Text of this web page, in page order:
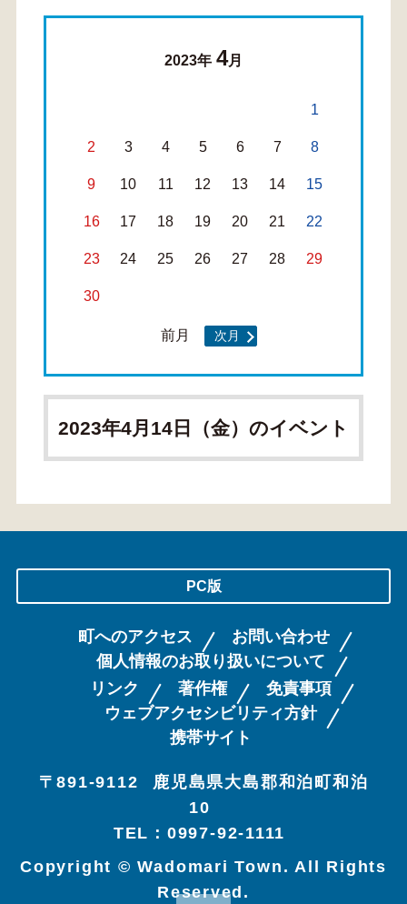
2023年 4月
1
2 3 4 5 6 7 8
9 10 11 12 13 14 15
16 17 18 19 20 21 22
23 24 25 26 27 28 29
30
前月 次月
2023年4月14日（金）のイベント
PC版
町へのアクセス
お問い合わせ
個人情報のお取り扱いについて
リンク
著作権
免責事項
ウェブアクセシビリティ方針
携帯サイト
〒891-9112
鹿児島県大島郡和泊町和泊
10
TEL：0997-92-1111
Copyright © Wadomari Town. All Rights
Reserved.